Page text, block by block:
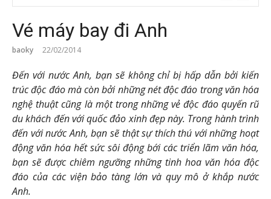
Vé máy bay đi Anh
baoky 22/02/2014
Đến với nước Anh, bạn sẽ không chỉ bị hấp dẫn bởi kiến
trúc độc đáo mà còn bởi những nét độc đáo trong văn hóa
nghệ thuật cũng là một trong những vẻ độc đáo quyến rũ
du khách đến với quốc đảo xinh đẹp này. Trong hành trình
đến với nước Anh, bạn sẽ thật sự thích thú với những hoạt
động văn hóa hết sức sôi động bới các triển lãm văn hóa,
bạn sẽ được chiêm ngưỡng những tinh hoa văn hóa độc
đáo của các viện bảo tàng lớn và quy mô ở khắp nước
Anh.